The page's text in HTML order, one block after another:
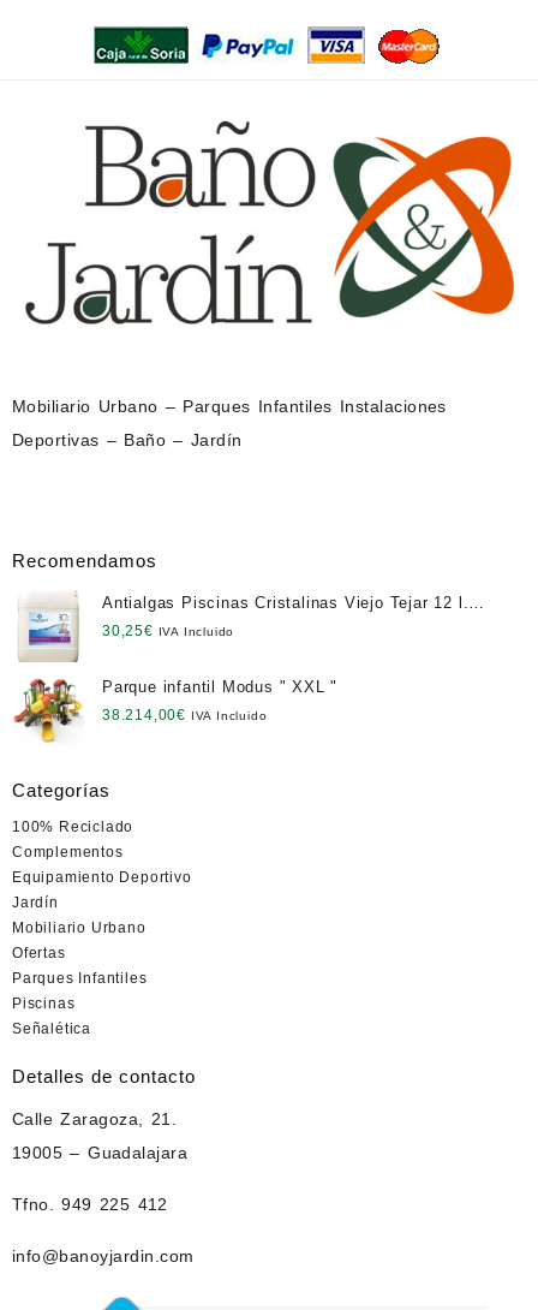
Mobiliario Urbano – Parques Infantiles Instalaciones
Deportivas – Baño – Jardín
Recomendamos
Antialgas Piscinas Cristalinas Viejo Tejar 12 l.
NETO
30,25€ IVA Incluido
Parque infantil Modus " XXL "
38.214,00€ IVA Incluido
Categorías
100% Reciclado
Complementos
Equipamiento Deportivo
Jardín
Mobiliario Urbano
Ofertas
Parques Infantiles
Piscinas
Señalética
Detalles de contacto
Calle Zaragoza, 21.
19005 – Guadalajara
Tfno. 949 225 412
info@banoyjardin.com